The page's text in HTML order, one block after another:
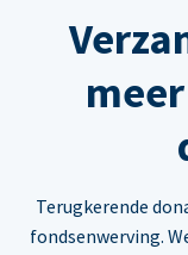
Terugkerende
fondsenwerving.